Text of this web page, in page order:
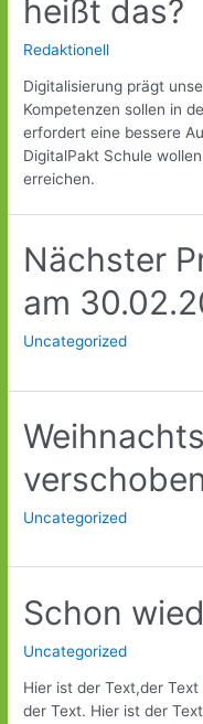
heißt das?
Redaktionell
Digitalisierung prägt
Kompetenzen sollen in
erfordert eine bessere
DigitalPakt Schule
erreichen.
Nächster
am
Uncategorized
Uncategorized
Schon
Uncategorized
Hier ist der Text,der
der Text. Hier ist der
Schon
wieder
ein